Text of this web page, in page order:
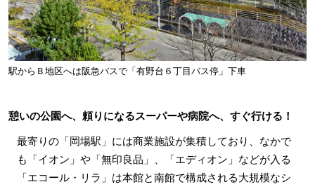
駅からＢ地区へは阪急バスで「有野台６丁目バス停」下車
憩いの公園へ、頼りになるスーパーや病院へ、すぐ行ける！
最寄りの「岡場駅」には商業施設が集積しており、なかで
も「イオン」や「無印良品」、「エディオン」などが入る
「エコール・リラ」は本館と南館で構成される大規模なシ